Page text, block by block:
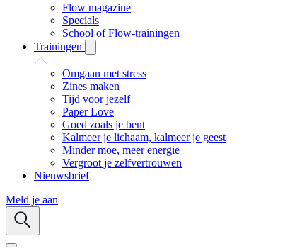
Flow magazine
Specials
School of Flow-trainingen
Trainingen
Omgaan met stress
Zines maken
Tijd voor jezelf
Paper Love
Goed zoals je bent
Kalmeer je lichaam, kalmeer je geest
Minder moe, meer energie
Vergroot je zelfvertrouwen
Nieuwsbrief
Meld je aan